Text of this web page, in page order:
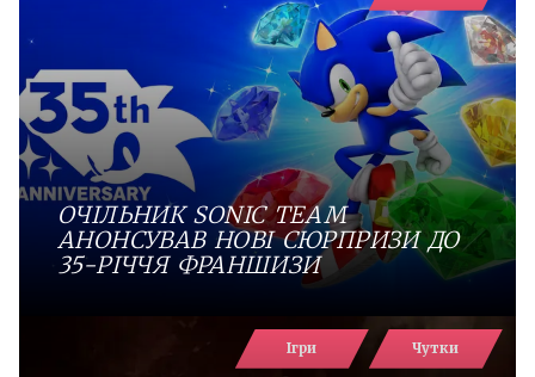
ОЧІЛЬНИК SONIC TEAM
АНОНСУВАВ НОВІ СЮРПРИЗИ ДО
35-РІЧЧЯ ФРАНШИЗИ
Ігри Чутки